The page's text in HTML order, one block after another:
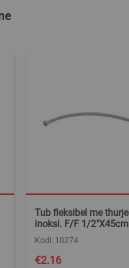
Tub fleksibel me thurje
inoksi. F/F 1/2"X45cm
€2.16
Kodi: 10274